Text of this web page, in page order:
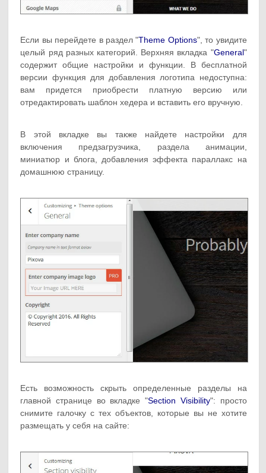
Если вы перейдете в раздел "Theme Options", то увидите
целый ряд разных категорий. Верхняя вкладка "General"
содержит общие настройки и функции. В бесплатной
версии функция для добавления логотипа недоступна:
вам придется приобрести платную версию или
отредактировать шаблон хедера и вставить его вручную.
В этой вкладке вы также найдете настройки для
включения предзагрузчика, раздела анимации,
миниатюр и блога, добавления эффекта параллакс на
домашнюю страницу.
Есть возможность скрыть определенные разделы на
главной странице во вкладке "Section Visibility": просто
снимите галочку с тех объектов, которые вы не хотите
размещать у себя на сайте: